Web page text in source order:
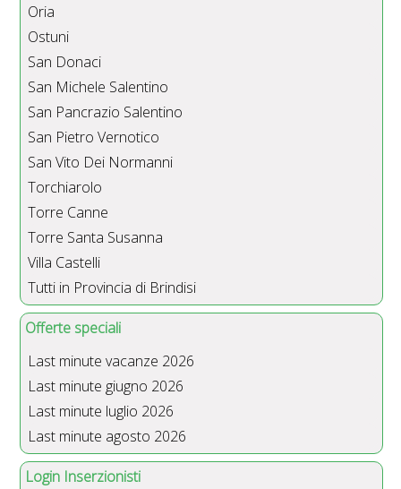
Oria
Ostuni
San Donaci
San Michele Salentino
San Pancrazio Salentino
San Pietro Vernotico
San Vito Dei Normanni
Torchiarolo
Torre Canne
Torre Santa Susanna
Villa Castelli
Tutti in Provincia di Brindisi
Offerte speciali
Last minute vacanze 2026
Last minute giugno 2026
Last minute luglio 2026
Last minute agosto 2026
Login Inserzionisti